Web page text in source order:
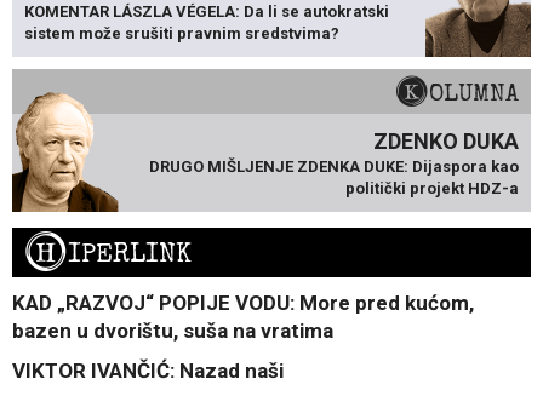
KOMENTAR LÁSZLA VÉGELA: Da li se autokratski
sistem može srušiti pravnim sredstvima?
KOLUMNA
ZDENKO DUKA
DRUGO MIŠLJENJE ZDENKA DUKE: Dijaspora kao
politički projekt HDZ-a
HIPERLINK
KAD „RAZVOJ“ POPIJE VODU: More pred kućom,
bazen u dvorištu, suša na vratima
VIKTOR IVANČIĆ: Nazad naši